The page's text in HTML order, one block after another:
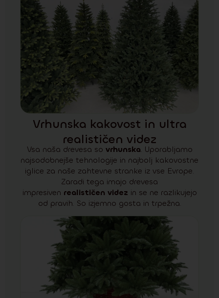
Vrhunska kakovost in ultra
realističen videz
Vsa naša drevesa so vrhunska. Uporabljamo
najsodobnejše tehnologije in najbolj kakovostne
iglice za naše zahtevne stranke iz vse Evrope.
Zaradi tega imajo drevesa
impresiven realističen videz in se ne razlikujejo
od pravih. So izjemno gosta in trpežna.